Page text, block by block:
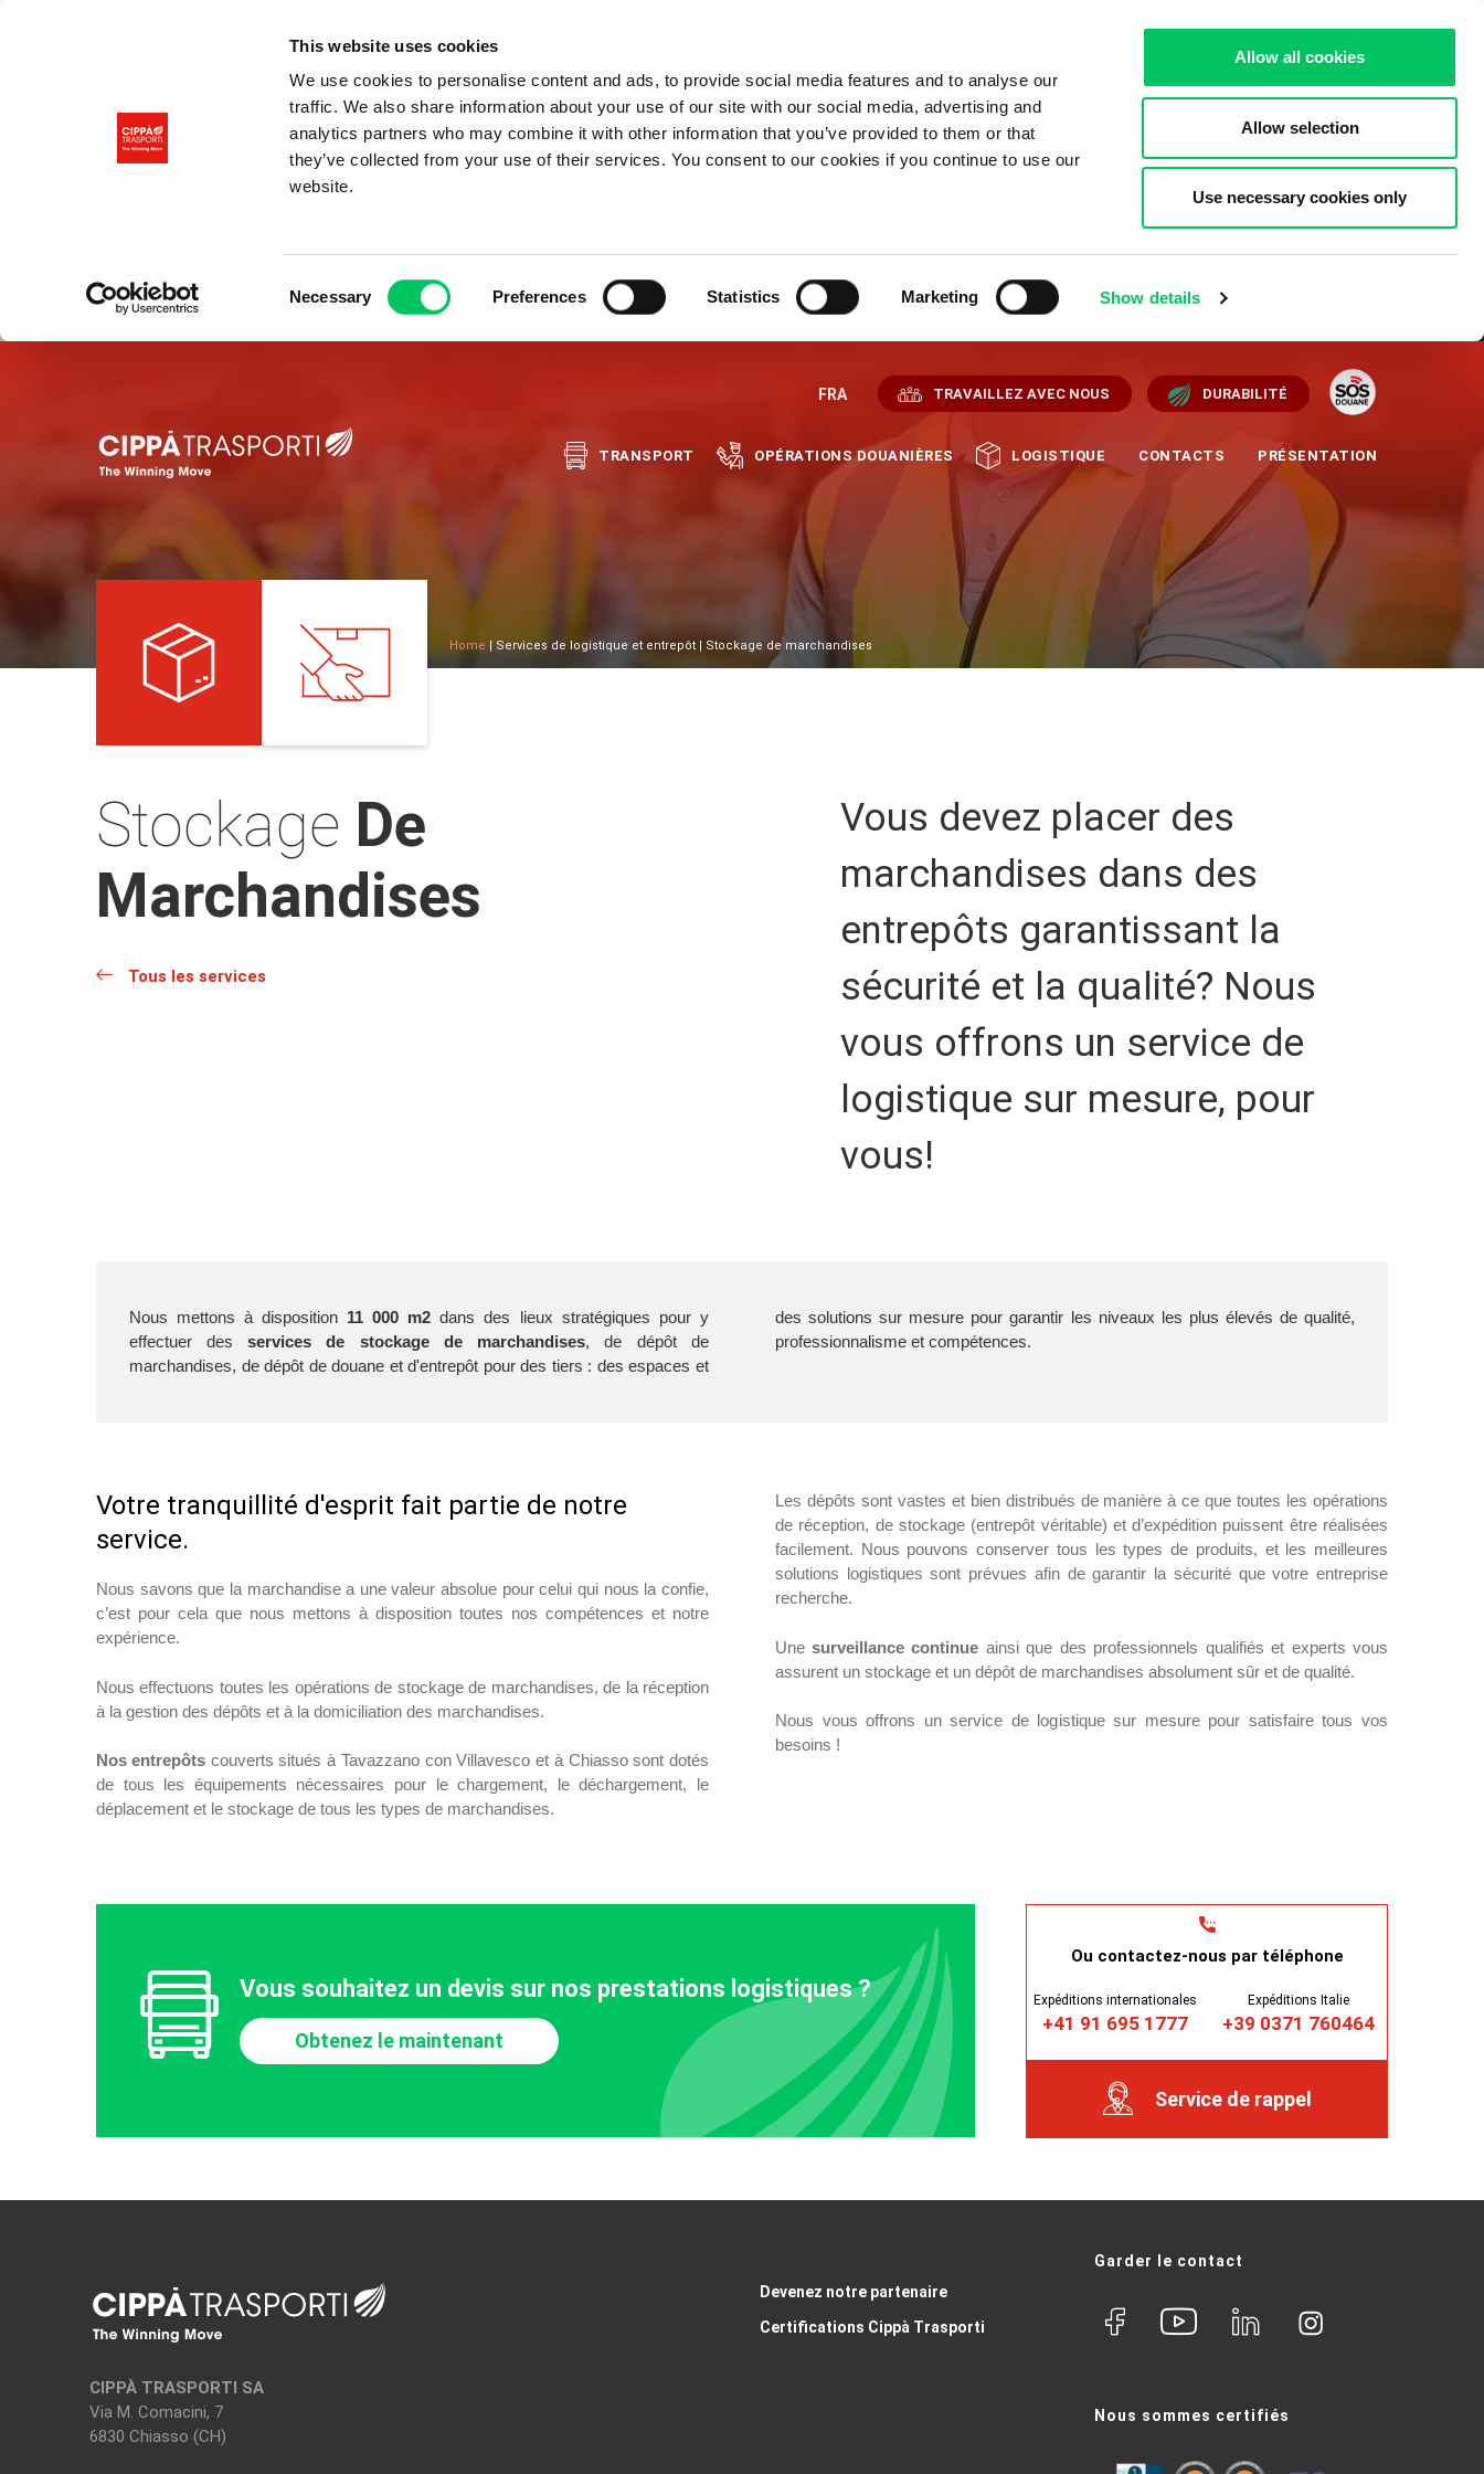
This website uses cookies
We use cookies to personalise content and ads, to provide social media features and to analyse our
traffic. We also share information about your use of our site with our social media, advertising and
analytics partners who may combine it with other information that you’ve provided to them or that
they’ve collected from your use of their services. You consent to our cookies if you continue to use our
website.
Necessary Preferences Statistics Marketing Show details
Allow all cookies
Allow selection
Use necessary cookies only
FRA TRAVAILLEZ AVEC NOUS DURABILITÉ
TRANSPORT OPÉRATIONS DOUANIÈRES LOGISTIQUE CONTACTS PRÉSENTATION
Home Services de logistique et entrepôt| Stockage de marchandises
Stockage De
Marchandises
Tous les services
Vous devez placer des
marchandises dans des
entrepôts garantissant la
sécurité et la qualité? Nous
vous offrons un service de
logistique sur mesure, pour
vous!
Nous mettons à disposition 11 000 m2 dans des lieux stratégiques pour y
effectuer des services de stockage de marchandises, de dépôt de
marchandises, de dépôt de douane et d'entrepôt pour des tiers : des espaces et
des solutions sur mesure pour garantir les niveaux les plus élevés de qualité,
professionnalisme et compétences.
Votre tranquillité d'esprit fait partie de notre
service.
Nous savons que la marchandise a une valeur absolue pour celui qui nous la confie,
c’est pour cela que nous mettons à disposition toutes nos compétences et notre
expérience.
Nous effectuons toutes les opérations de stockage de marchandises, de la réception
à la gestion des dépôts et à la domiciliation des marchandises.
Nos entrepôts couverts situés à Tavazzano con Villavesco et à Chiasso sont dotés
de tous les équipements nécessaires pour le chargement, le déchargement, le
déplacement et le stockage de tous les types de marchandises.
Les dépôts sont vastes et bien distribués de manière à ce que toutes les opérations
de réception, de stockage (entrepôt véritable) et d’expédition puissent être réalisées
facilement. Nous pouvons conserver tous les types de produits, et les meilleures
solutions logistiques sont prévues afin de garantir la sécurité que votre entreprise
recherche.
Une surveillance continue ainsi que des professionnels qualifiés et experts vous
assurent un stockage et un dépôt de marchandises absolument sûr et de qualité.
Nous vous offrons un service de logistique sur mesure pour satisfaire tous vos
besoins !
Vous souhaitez un devis sur nos prestations logistiques ?
Obtenez le maintenant
Ou contactez-nous par téléphone
Expéditions internationales
+41 91 695 1777
Expéditions Italie
+39 0371 760464
Service de rappel
CIPPÀ TRASPORTI SA
Via M. Comacini, 7
6830 Chiasso (CH)
Devenez notre partenaire
Certifications Cippà Trasporti
Garder le contact
Nous sommes certifiés